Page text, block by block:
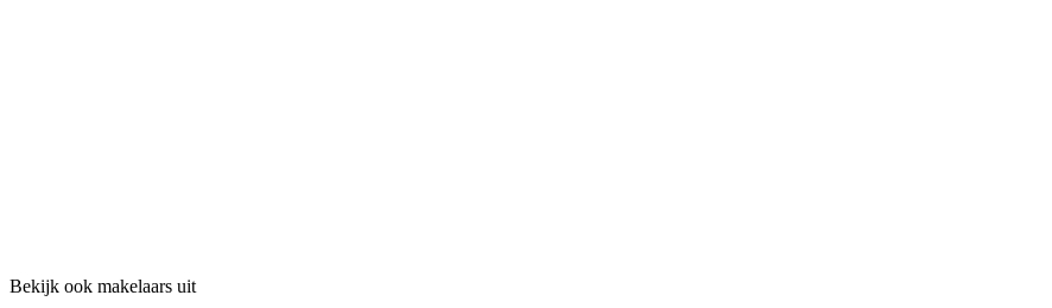
Bekijk ook makelaars uit